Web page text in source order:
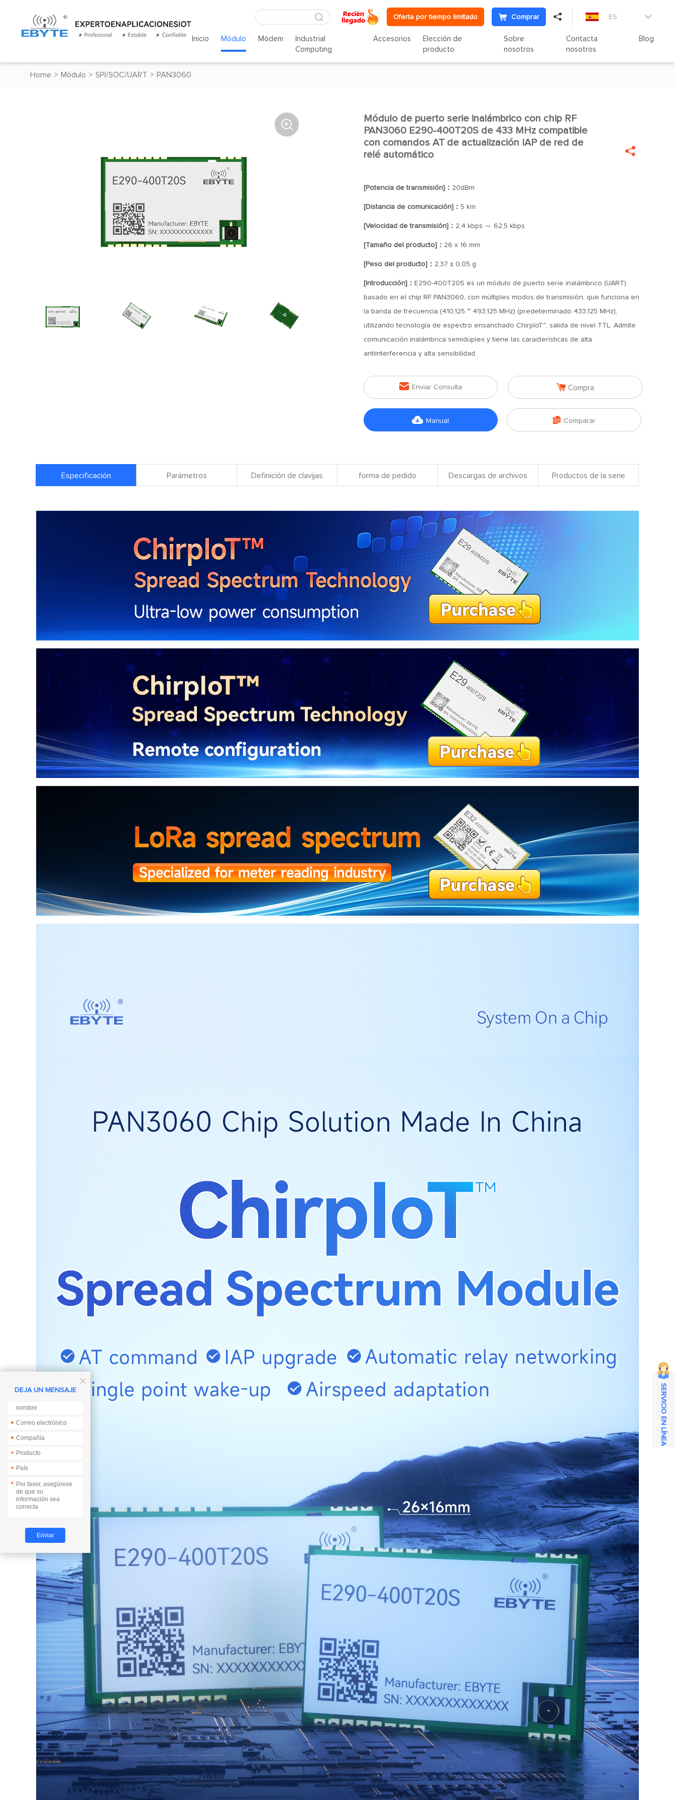
Oferta por tiempo limitado Comprar  ES 
Inicio Módulo Módem
Industrial
Computing
Accesorios
Elección de
producto
Sobre
nosotros
Contacta
nosotros
Blog
Home > Módulo > SPI/SOC/UART > PAN3060
 
Módulo de puerto serie inalámbrico con chip RF
PAN3060 E290-400T20S de 433 MHz compatible
con comandos AT de actualización IAP de red de
relé automático

[Potencia de transmisión]： 20dBm
[Distancia de comunicación]： 5 km
[Velocidad de transmisión]： 2,4 kbps ～ 62,5 kbps
[Tamaño del producto]： 26 x 16 mm
[Peso del producto]： 2,37 ± 0,05 g
[Introducción]： E290-400T20S es un módulo de puerto serie inalámbrico (UART)
basado en el chip RF PAN3060, con múltiples modos de transmisión, que funciona en
la banda de frecuencia (410,125 ~ 493,125 MHz) (predeterminado 433,125 MHz),
utilizando tecnología de espectro ensanchado ChirpIoT™, salida de nivel TTL. Admite
comunicación inalámbrica semidúplex y tiene las características de alta
antiinterferencia y alta sensibilidad.
 Enviar Consulta  Compra
 Manual  Comparar
Especificación Parámetros Definición de clavijas forma de pedido Descargas de archivos Productos de la serie

DEJA UN MENSAJE
*
*
*
*
*
*
*
SERVICIO EN LÍNEA